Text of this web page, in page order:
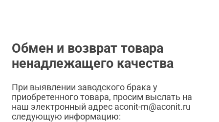
Обмен и возврат товара
ненадлежащего качества
При выявлении заводского брака у
приобретенного товара, просим выслать на
наш электронный адрес aconit-m@aconit.ru
следующую информацию: